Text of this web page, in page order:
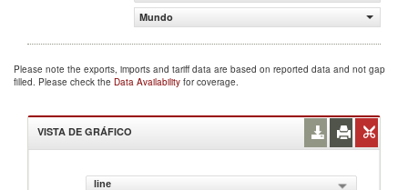
Mundo
Please note the exports, imports and tariff data are based on reported data and not gap
filled. Please check the Data Availability for coverage.
VISTA DE GRÁFICO
line